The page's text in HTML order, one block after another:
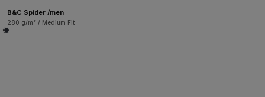
B&C Spider /men
280 g/m² / Medium Fit